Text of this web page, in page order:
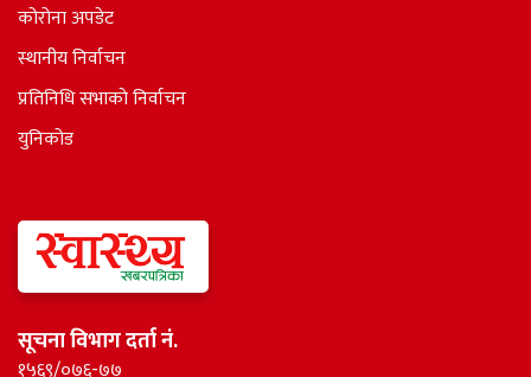
कोरोना अपडेट
स्थानीय निर्वाचन
प्रतिनिधि सभाकाे निर्वाचन
युनिकोड
सूचना विभाग दर्ता नं.
१५६९/०७६-७७